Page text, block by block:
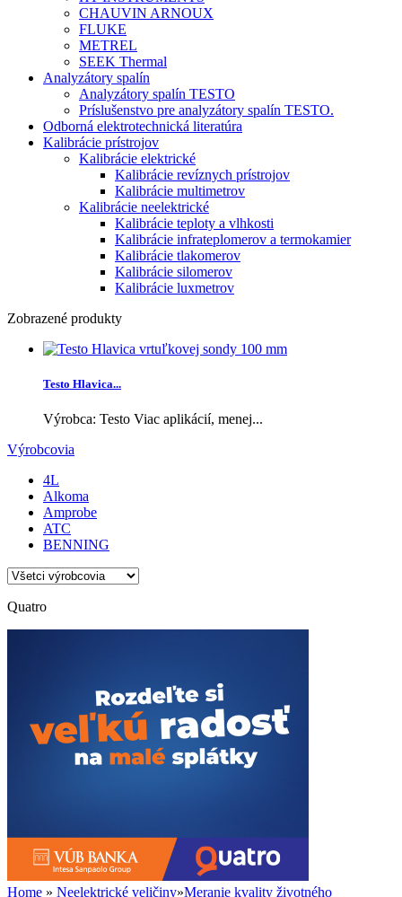
CHAUVIN ARNOUX
FLUKE
METREL
SEEK Thermal
Analyzátory spalín
Analyzátory spalín TESTO
Príslušenstvo pre analyzátory spalín TESTO.
Odborná elektrotechnická literatúra
Kalibrácie prístrojov
Kalibrácie elektrické
Kalibrácie revíznych prístrojov
Kalibrácie multimetrov
Kalibrácie neelektrické
Kalibrácie teploty a vlhkosti
Kalibrácie infrateplomerov a termokamier
Kalibrácie tlakomerov
Kalibrácie silomerov
Kalibrácie luxmetrov
Zobrazené produkty
Testo Hlavica...
Výrobca: Testo Viac aplikácií, menej...
Výrobcovia
4L
Alkoma
Amprobe
ATC
BENNING
Quatro
Home » Neelektrické veličiny»Meranie kvality životného